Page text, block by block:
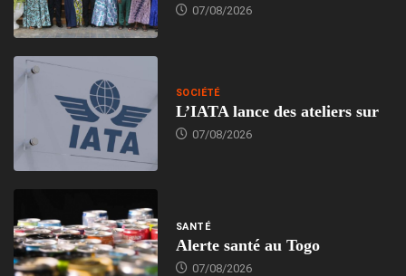
07/08/2026
SOCIÉTÉ
L’IATA lance des ateliers sur
07/08/2026
SANTÉ
Alerte santé au Togo
07/08/2026